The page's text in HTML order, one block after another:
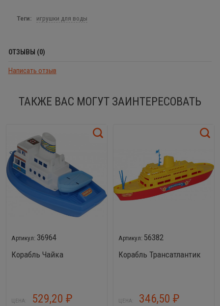
Теги: игрушки для воды
ОТЗЫВЫ (0)
Написать отзыв
ТАКЖЕ ВАС МОГУТ ЗАИНТЕРЕСОВАТЬ
36964
Корабль Чайка
ЦЕНА: 529,20 ₽
56382
Корабль Трансатлантик
ЦЕНА: 346,50 ₽